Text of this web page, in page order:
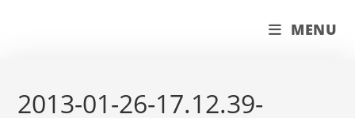
MENU
2013-01-26-17.12.39-